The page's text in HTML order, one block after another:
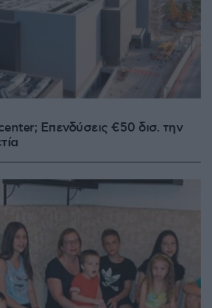
Επενδύσεις €50 δισ. την